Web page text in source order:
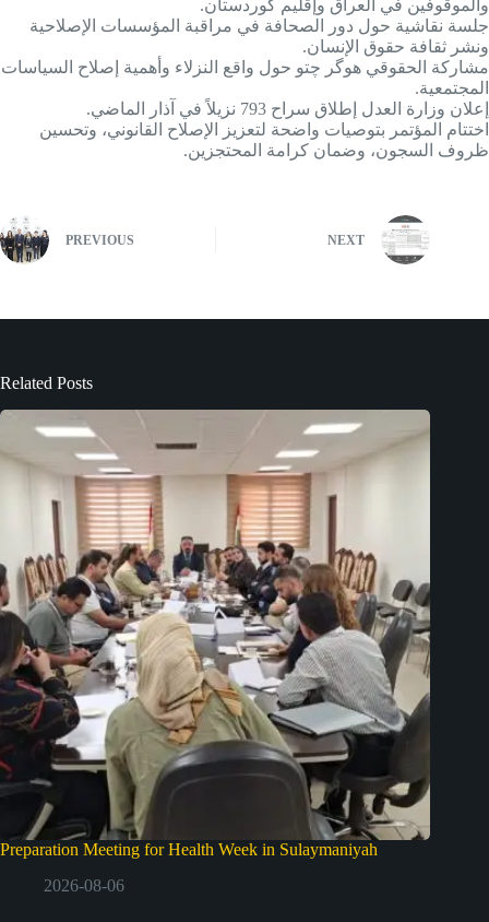
والموقوفين في العراق وإقليم كوردستان.
جلسة نقاشية حول دور الصحافة في مراقبة المؤسسات الإصلاحية
ونشر ثقافة حقوق الإنسان.
مشاركة الحقوقي هوگر چتو حول واقع النزلاء وأهمية إصلاح السياسات
المجتمعية.
إعلان وزارة العدل إطلاق سراح 793 نزيلاً في آذار الماضي.
اختتام المؤتمر بتوصيات واضحة لتعزيز الإصلاح القانوني، وتحسين
ظروف السجون، وضمان كرامة المحتجزين.
PREVIOUS NEXT
Related Posts
Preparation Meeting for Health Week in Sulaymaniyah
2026-08-06